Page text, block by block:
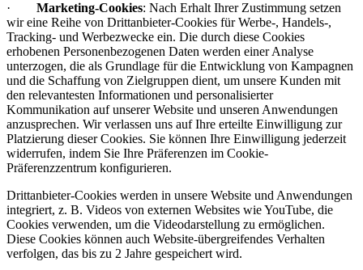
· Marketing-Cookies: Nach Erhalt Ihrer Zustimmung setzen
wir eine Reihe von Drittanbieter-Cookies für Werbe-, Handels-,
Tracking- und Werbezwecke ein. Die durch diese Cookies
erhobenen Personenbezogenen Daten werden einer Analyse
unterzogen, die als Grundlage für die Entwicklung von Kampagnen
und die Schaffung von Zielgruppen dient, um unsere Kunden mit
den relevantesten Informationen und personalisierter
Kommunikation auf unserer Website und unseren Anwendungen
anzusprechen. Wir verlassen uns auf Ihre erteilte Einwilligung zur
Platzierung dieser Cookies. Sie können Ihre Einwilligung jederzeit
widerrufen, indem Sie Ihre Präferenzen im Cookie-
Präferenzzentrum konfigurieren.
Drittanbieter-Cookies werden in unsere Website und Anwendungen
integriert, z. B. Videos von externen Websites wie YouTube, die
Cookies verwenden, um die Videodarstellung zu ermöglichen.
Diese Cookies können auch Website-übergreifendes Verhalten
verfolgen, das bis zu 2 Jahre gespeichert wird.